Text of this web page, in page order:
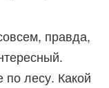
правда,
по лесу. Какой